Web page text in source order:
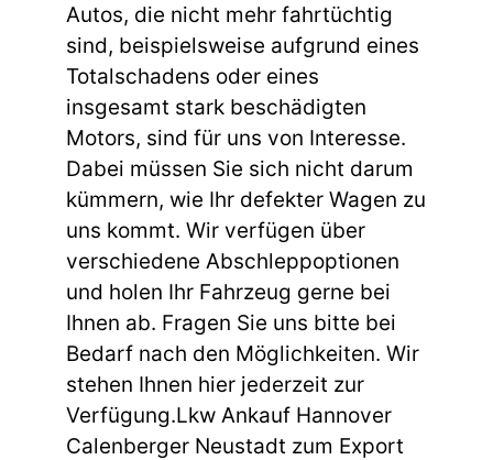
Autos, die nicht mehr fahrtüchtig
sind, beispielsweise aufgrund eines
Totalschadens oder eines
insgesamt stark beschädigten
Motors, sind für uns von Interesse.
Dabei müssen Sie sich nicht darum
kümmern, wie Ihr defekter Wagen zu
uns kommt. Wir verfügen über
verschiedene Abschleppoptionen
und holen Ihr Fahrzeug gerne bei
Ihnen ab. Fragen Sie uns bitte bei
Bedarf nach den Möglichkeiten. Wir
stehen Ihnen hier jederzeit zur
Verfügung.Lkw Ankauf Hannover
Calenberger Neustadt zum Export